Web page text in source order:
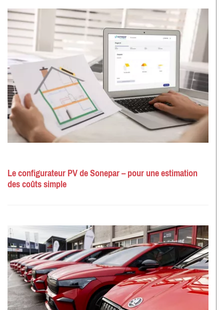
Le configurateur PV de Sonepar – pour une estimation
des coûts simple